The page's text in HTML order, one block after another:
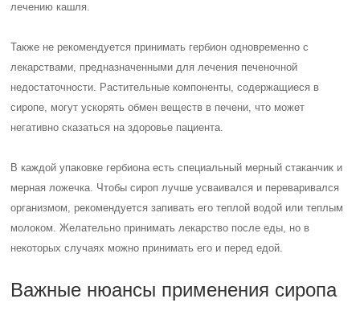
лечению кашля.
Также не рекомендуется принимать гербион одновременно с
лекарствами, предназначенными для лечения печеночной
недостаточности. Растительные компоненты, содержащиеся в
сиропе, могут ускорять обмен веществ в печени, что может
негативно сказаться на здоровье пациента.
В каждой упаковке гербиона есть специальный мерный стаканчик и
мерная ложечка. Чтобы сироп лучше усваивался и переваривался
организмом, рекомендуется запивать его теплой водой или теплым
молоком. Желательно принимать лекарство после еды, но в
некоторых случаях можно принимать его и перед едой.
Важные нюансы применения сиропа